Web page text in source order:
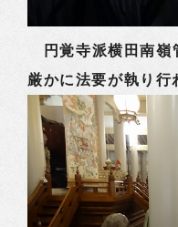
円覚寺派横田南嶺
厳かに法要が執り行